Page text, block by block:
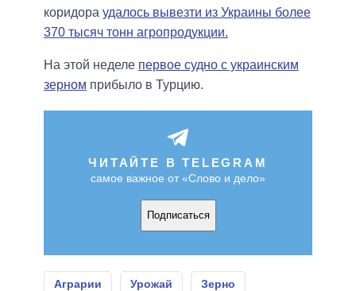
коридора удалось вывезти из Украины более
370 тысяч тонн агропродукции.
На этой неделе первое судно с украинским
зерном прибыло в Турцию.
ЧИТАЙТЕ В TELEGRAM
самое важное от «Слово и дело»
Подписаться
Аграрии Урожай Зерно